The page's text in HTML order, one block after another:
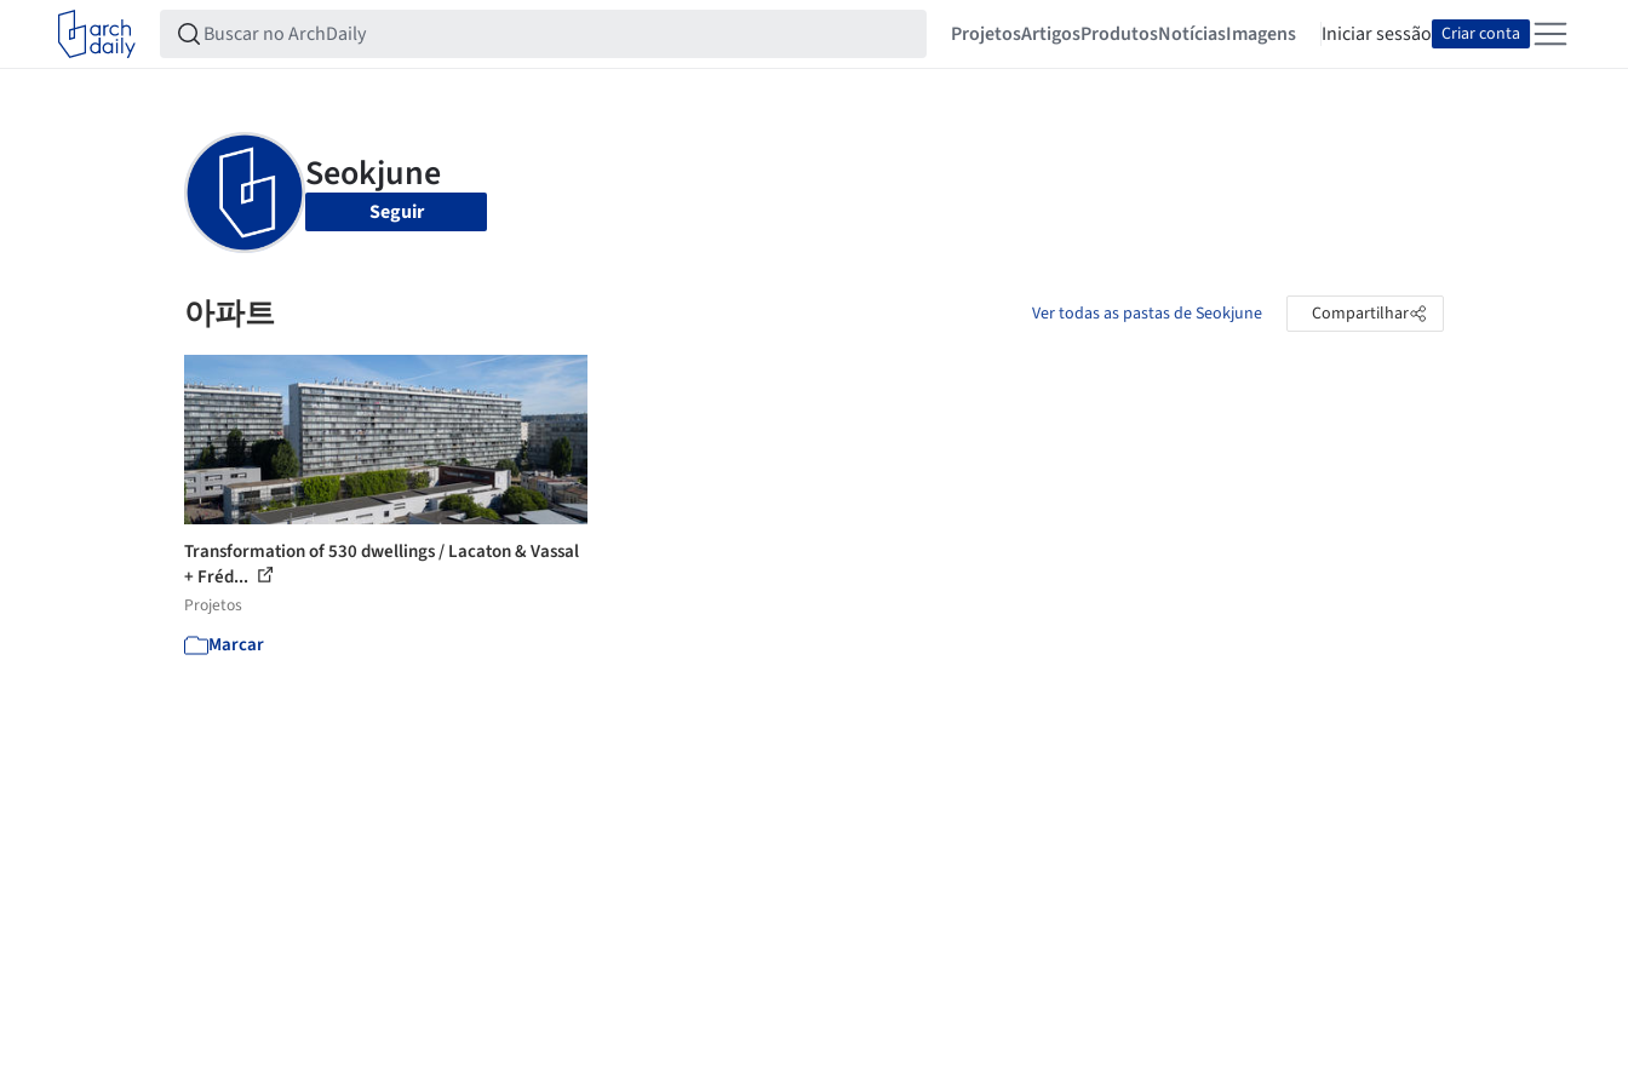
ProjetosArtigosProdutosNotíciasImagens Iniciar sessão Criar conta
Seguir
아파트 Ver todas as pastas de Seokjune Compartilhar
Transformation of 530 dwellings / Lacaton & Vassal
+ Fréd...
Projetos
Marcar